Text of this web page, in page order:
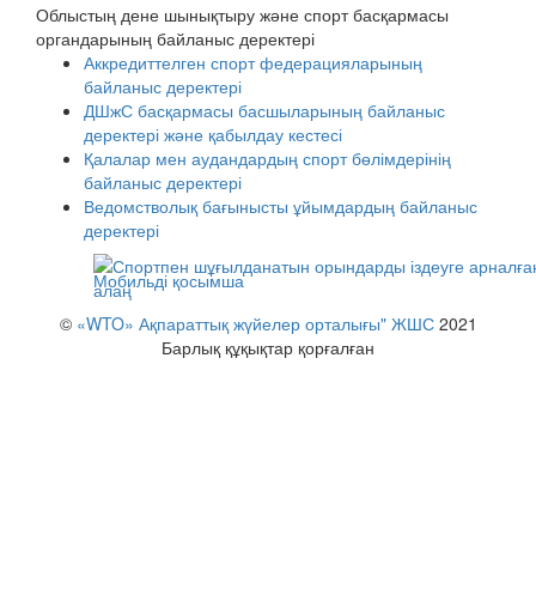
Облыстың дене шынықтыру және спорт басқармасы
органдарының байланыс деректері
Аккредиттелген спорт федерацияларының
байланыс деректері
ДШжС басқармасы басшыларының байланыс
деректері және қабылдау кестесі
Қалалар мен аудандардың спорт бөлімдерінің
байланыс деректері
Ведомстволық бағынысты ұйымдардың байланыс
деректері
Мобильді қосымша
© «WTO» Ақпараттық жүйелер орталығы" ЖШС2021
Барлық құқықтар қорғалған